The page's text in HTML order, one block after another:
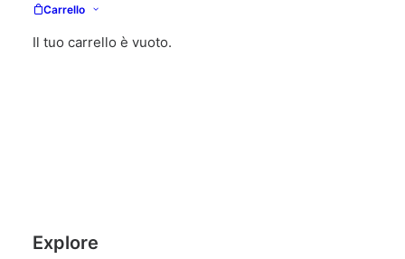
Carrello
Il tuo carrello è vuoto.
Explore